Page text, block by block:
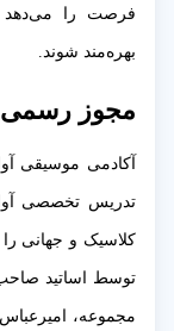
فرصت را می‌دهد
بهره‌مند شوند.
مجوز
آکادمی موسیقی
تدریس تخصصی
کلاسیک و جهانی
توسط اساتید
مجموعه،